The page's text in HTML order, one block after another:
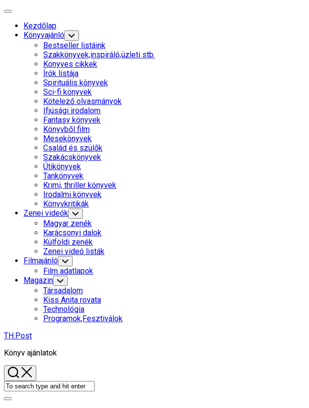
Skip
content
Expand
Kezdőlap
Current
Page
Parent
Könyvajánló Toggle
Child
Menu
Bestseller listáink
Szakkönyvek,inspiráló,üzleti stb.
Könyves cikkek
Írók listája
Spirituális könyvek
Sci-fi könyvek
Kötelező olvasmányok
Ifjúsági irodalom
Current
Page
Parent
Fantasy könyvek
Könyvből film
Mesekönyvek
Család és szülők
Szakácskönyvek
Útikönyvek
Tankönyvek
Krimi, thriller könyvek
Irodalmi könyvek
Könyvkritikák
Zenei videók Toggle
Child
Menu
Magyar zenék
Karácsonyi dalok
Külföldi zenék
Zenei videó listák
Filmajánló Toggle
Child
Menu
Film adatlapok
Magazin Toggle
Child
Menu
Társadalom
Kiss Anita rovata
Technológia
Programok,Fesztiválok
TH.Post
Könyv ajánlatok
Expand